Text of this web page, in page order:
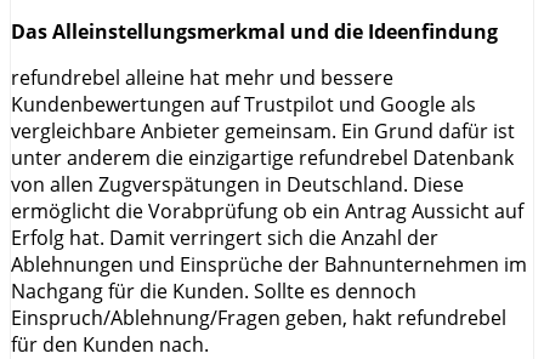
Das Alleinstellungsmerkmal und die Ideenfindung
refundrebel alleine hat mehr und bessere
Kundenbewertungen auf Trustpilot und Google als
vergleichbare Anbieter gemeinsam. Ein Grund dafür ist
unter anderem die einzigartige refundrebel Datenbank
von allen Zugverspätungen in Deutschland. Diese
ermöglicht die Vorabprüfung ob ein Antrag Aussicht auf
Erfolg hat. Damit verringert sich die Anzahl der
Ablehnungen und Einsprüche der Bahnunternehmen im
Nachgang für die Kunden. Sollte es dennoch
Einspruch/Ablehnung/Fragen geben, hakt refundrebel
für den Kunden nach.